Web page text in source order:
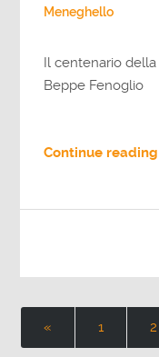
Meneghello
Il centenario
Beppe Fenoglio
Continue
« 1 2